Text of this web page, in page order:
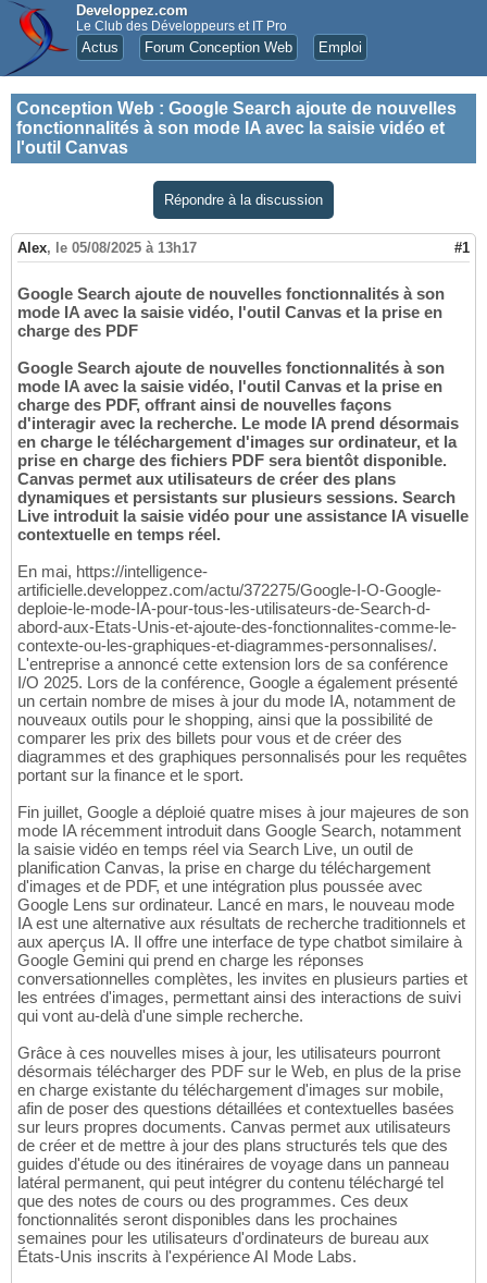
Developpez.com
Le Club des Développeurs et IT Pro
Actus Forum Conception Web Emploi
Conception Web : Google Search ajoute de nouvelles
fonctionnalités à son mode IA avec la saisie vidéo et
l'outil Canvas
Répondre à la discussion
Alex, le 05/08/2025 à 13h17 #1
Google Search ajoute de nouvelles fonctionnalités à son
mode IA avec la saisie vidéo, l'outil Canvas et la prise en
charge des PDF
Google Search ajoute de nouvelles fonctionnalités à son
mode IA avec la saisie vidéo, l'outil Canvas et la prise en
charge des PDF, offrant ainsi de nouvelles façons
d'interagir avec la recherche. Le mode IA prend désormais
en charge le téléchargement d'images sur ordinateur, et la
prise en charge des fichiers PDF sera bientôt disponible.
Canvas permet aux utilisateurs de créer des plans
dynamiques et persistants sur plusieurs sessions. Search
Live introduit la saisie vidéo pour une assistance IA visuelle
contextuelle en temps réel.
En mai, https://intelligence-
artificielle.developpez.com/actu/372275/Google-I-O-Google-
deploie-le-mode-IA-pour-tous-les-utilisateurs-de-Search-d-
abord-aux-Etats-Unis-et-ajoute-des-fonctionnalites-comme-le-
contexte-ou-les-graphiques-et-diagrammes-personnalises/.
L'entreprise a annoncé cette extension lors de sa conférence
I/O 2025. Lors de la conférence, Google a également présenté
un certain nombre de mises à jour du mode IA, notamment de
nouveaux outils pour le shopping, ainsi que la possibilité de
comparer les prix des billets pour vous et de créer des
diagrammes et des graphiques personnalisés pour les requêtes
portant sur la finance et le sport.
Fin juillet, Google a déploié quatre mises à jour majeures de son
mode IA récemment introduit dans Google Search, notamment
la saisie vidéo en temps réel via Search Live, un outil de
planification Canvas, la prise en charge du téléchargement
d'images et de PDF, et une intégration plus poussée avec
Google Lens sur ordinateur. Lancé en mars, le nouveau mode
IA est une alternative aux résultats de recherche traditionnels et
aux aperçus IA. Il offre une interface de type chatbot similaire à
Google Gemini qui prend en charge les réponses
conversationnelles complètes, les invites en plusieurs parties et
les entrées d'images, permettant ainsi des interactions de suivi
qui vont au-delà d'une simple recherche.
Grâce à ces nouvelles mises à jour, les utilisateurs pourront
désormais télécharger des PDF sur le Web, en plus de la prise
en charge existante du téléchargement d'images sur mobile,
afin de poser des questions détaillées et contextuelles basées
sur leurs propres documents. Canvas permet aux utilisateurs
de créer et de mettre à jour des plans structurés tels que des
guides d'étude ou des itinéraires de voyage dans un panneau
latéral permanent, qui peut intégrer du contenu téléchargé tel
que des notes de cours ou des programmes. Ces deux
fonctionnalités seront disponibles dans les prochaines
semaines pour les utilisateurs d'ordinateurs de bureau aux
États-Unis inscrits à l'expérience AI Mode Labs.